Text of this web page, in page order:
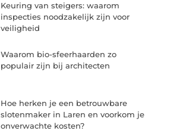
Keuring van steigers: waarom
inspecties noodzakelijk zijn voor
veiligheid
Waarom bio-sfeerhaarden zo
populair zijn bij architecten
Hoe herken je een betrouwbare
slotenmaker in Laren en voorkom je
onverwachte kosten?